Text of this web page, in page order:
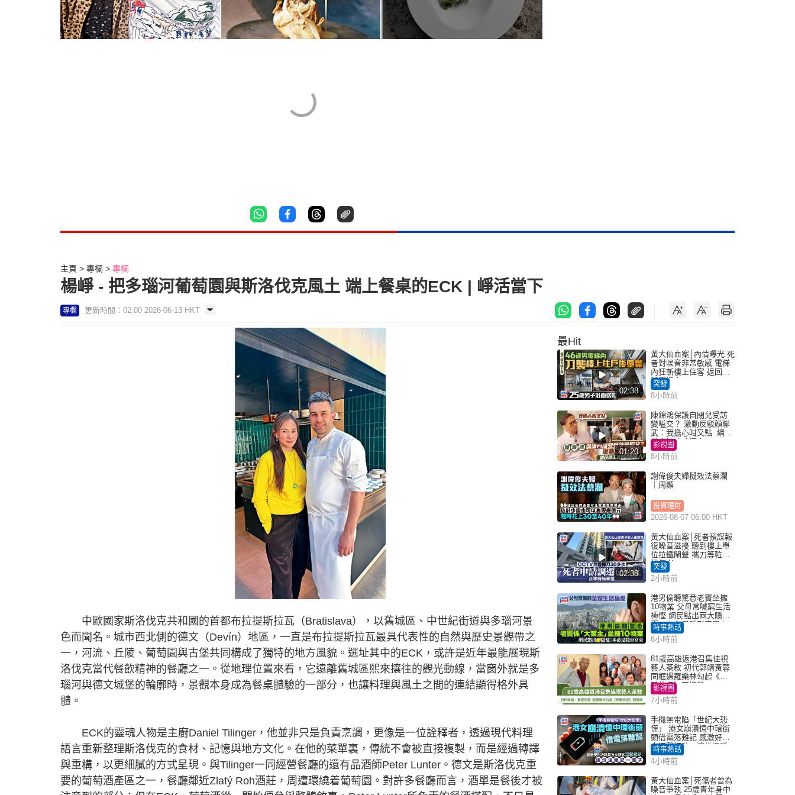
主頁 專欄 專欄
楊崢 - 把多瑙河葡萄園與斯洛伐克風土 端上餐桌的ECK | 崢活當下
專欄 更新時間：02:00 2026-06-13 HKT
中歐國家斯洛伐克共和國的首都布拉提斯拉瓦（Bratislava），以舊城區、中世紀街道與多瑙河景
色而聞名。城市西北側的德文（Devín）地區，一直是布拉提斯拉瓦最具代表性的自然與歷史景觀帶之
一，河流、丘陵、葡萄園與古堡共同構成了獨特的地方風貌。選址其中的ECK，或許是近年最能展現斯
洛伐克當代餐飲精神的餐廳之一。從地理位置來看，它遠離舊城區熙來攘往的觀光動線，當窗外就是多
瑙河與德文城堡的輪廓時，景觀本身成為餐桌體驗的一部分，也讓料理與風土之間的連結顯得格外具
體。
ECK的靈魂人物是主廚Daniel Tilinger，他並非只是負責烹調，更像是一位詮釋者，透過現代料理
語言重新整理斯洛伐克的食材、記憶與地方文化。在他的菜單裏，傳統不會被直接複製，而是經過轉譯
與重構，以更細膩的方式呈現。與Tilinger一同經營餐廳的還有品酒師Peter Lunter。德文是斯洛伐克重
要的葡萄酒產區之一，餐廳鄰近Zlatý Roh酒莊，周遭環繞着葡萄園。對許多餐廳而言，酒單是餐後才被
最Hit
02:38
黃大仙血案│內情曝光 死
者對噪音非常敏感 電梯
內狂斬樓上住客 返回住
所墮樓亡
突發
8小時前
01:20
陳錦鴻保護自閉兒受訪
變嗌交？ 激動反駁顏聯
武：我擔心咁又點 網民
批主持咄咄逼人
影視圈
8小時前
謝偉俊夫婦擬效法蔡瀾
｜周顯
投資理財
2026-08-07 06:00 HKT
02:38
黃大仙血案│死者預謀報
復噪音滋擾 聽到樓上單
位拉鐵閘聲 攜刀等𨋢伏
擊傷者
突發
2小時前
港男偷聽驚悉老竇坐擁
10物業 父母常喊窮生活
極慳 網民點出兩大隱
憂：未必是隱形富豪｜
Juicy叮
時事熱話
6小時前
81歲高雄返港召集佳視
藝人茶敘 初代郭靖黃蓉
同框遇羅樂林勾起《神
鵰俠侶》回憶殺
影視圈
7小時前
手機無電陷「世紀大恐
慌」 港女崩潰憶中環街
頭借電落難記 感激好心
人溫馨相助：這份溫暖
記一輩子｜Juicy叮
時事熱話
4小時前
黃大仙血案│死傷者曾為
噪音爭執 25歲青年身中